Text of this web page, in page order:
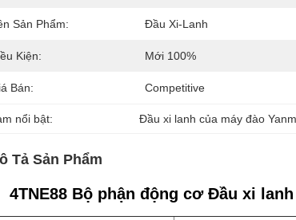
Sản Phẩm: Đầu Xi-Lanh
Kiện: Mới 100%
Bán: Competitive
nổi bật: Đầu xi lanh của máy đào
Tả Sản Phẩm
4TNE88 Bộ phận động cơ Đầu xi